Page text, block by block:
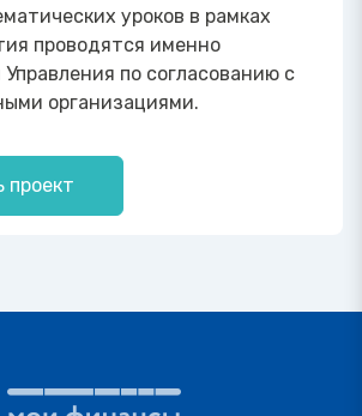
уроков в рамках
проводятся именно
по согласованию с
организациями.
проект